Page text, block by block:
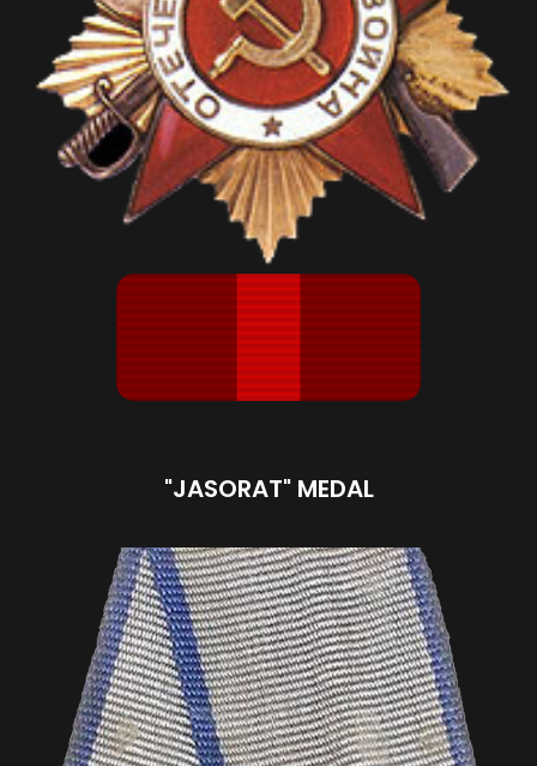
"JASORAT" MEDAL